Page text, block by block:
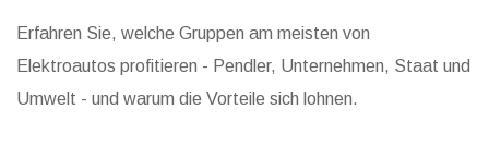
Erfahren Sie, welche Gruppen am meisten von
Elektroautos profitieren - Pendler, Unternehmen, Staat und
Umwelt - und warum die Vorteile sich lohnen.